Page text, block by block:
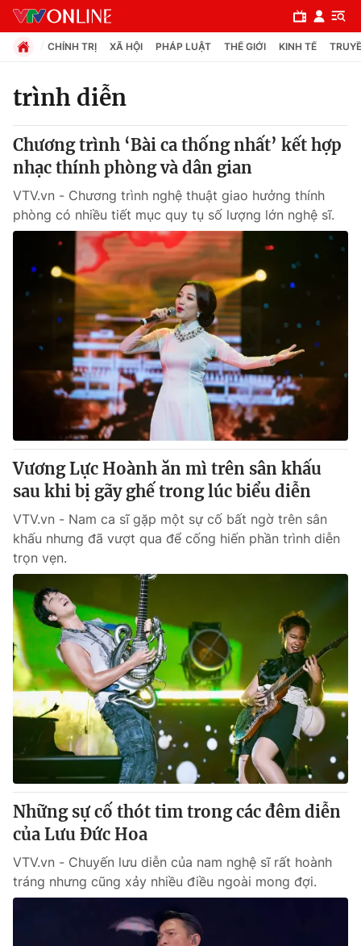
Chuyên mục
Chính trị
Xã hội
Pháp luật
Y tế
Thế giới
Tin tức
Thế giới đó đây
Câu chuyện quốc tế
Kinh tế
Tài chính
Thị trường
Góc doanh nghiệp
Dữ liệu và đời sống
Truyền hình
Phim VTV
Hậu trường
Nhân vật
Khán giả
Giải sao mai
Giải trí
Điện ảnh
Âm nhạc
Sao
Đời sống
Du lịch
Làm đẹp
Chất lượng cuộc sống
Giáo dục
Tuyển sinh
Học trực tuyến
Công nghệ
Hitech Công nghệ tương lai
Sản phẩm
Thị trường
Tư vấn
Giao lưu trực tuyến
Chuyên mục khác
Emagazine Podcast
CHÍNH TRỊ XÃ HỘI PHÁP LUẬT THẾ GIỚI KINH TẾ
trình diễn
Chương trình ‘Bài ca thống nhất’ kết hợp
nhạc thính phòng và dân gian
VTV.vn - Chương trình nghệ thuật giao hưởng thính
phòng có nhiều tiết mục quy tụ số lượng lớn nghệ sĩ.
Vương Lực Hoành ăn mì trên sân khấu
sau khi bị gãy ghế trong lúc biểu diễn
VTV.vn - Nam ca sĩ gặp một sự cố bất ngờ trên sân
khấu nhưng đã vượt qua để cống hiến phần trình diễn
trọn vẹn.
Những sự cố thót tim trong các đêm diễn
của Lưu Đức Hoa
VTV.vn - Chuyến lưu diễn của nam nghệ sĩ rất hoành
tráng nhưng cũng xảy nhiều điều ngoài mong đợi.